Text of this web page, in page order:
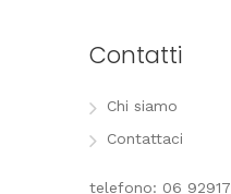
Contatti
Chi siamo
Contattaci
telefono: 06